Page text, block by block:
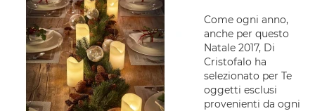
Come ogni anno,
anche per questo
Natale 2017, Di
Cristofalo ha
selezionato per Te
oggetti esclusi
provenienti da ogni